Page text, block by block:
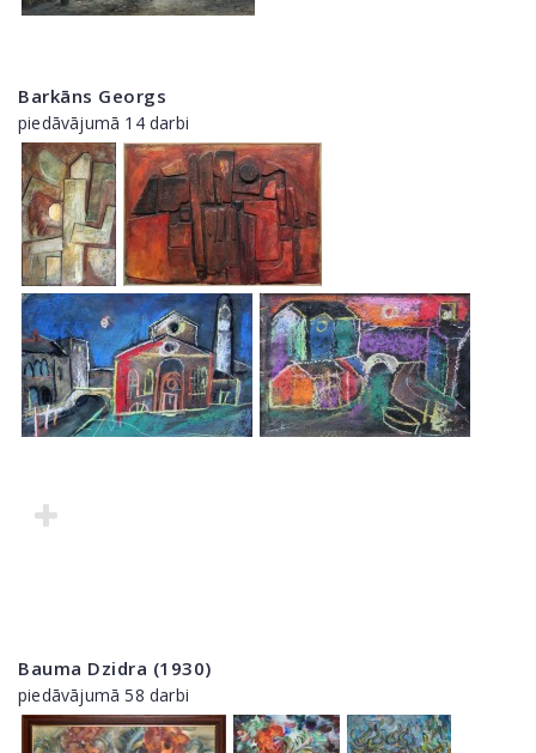
Barkāns Georgs
piedāvājumā 14 darbi
Bauma Dzidra (1930)
piedāvājumā 58 darbi